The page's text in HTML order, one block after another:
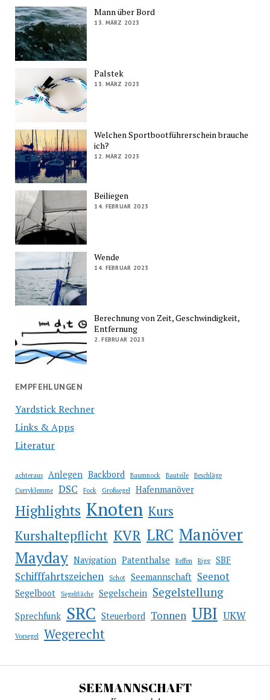
Mann über Bord
13. MÄRZ 2023
Palstek
13. MÄRZ 2023
Welchen Sportbootführerschein brauche
ich?
12. MÄRZ 2023
Beiliegen
14. FEBRUAR 2023
Wende
14. FEBRUAR 2023
Berechnung von Zeit, Geschwindigkeit,
Entfernung
2. FEBRUAR 2023
EMPFEHLUNGEN
Yardstick Rechner
Links & Apps
Literatur
achteraus Anlegen Backbord Baumnock Bauteile
Beschläge
Curryklemme
DSC Fock Großsegel Hafenmanöver
Highlights Knoten Kurs
Kurshaltepflicht KVR LRC Manöver
Mayday Navigation Patenthalse Reffen Rigg SBF
Schifffahrtszeichen Schot Seemannschaft Seenot
Segelboot Segelfläche Segelschein Segelstellung
Sprechfunk SRC Steuerbord Tonnen UBI UKW
Vorsegel Wegerecht
SEEMANNSCHAFT